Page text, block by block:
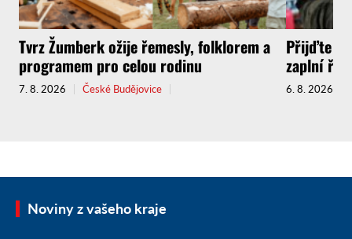
Tvrz Žumberk ožije řemesly, folklorem a
programem pro celou rodinu
7. 8. 2026 České Budějovice
Přijďte
zaplní
6. 8. 2026
Noviny z vašeho kraje